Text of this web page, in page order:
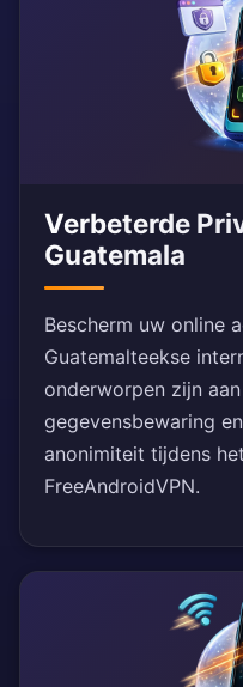
Verbeterde
Guatemala
Bescherm uw online
Guatemalteekse
onderworpen zijn
gegevensbewaring
anonimiteit tijdens
FreeAndroidVPN.